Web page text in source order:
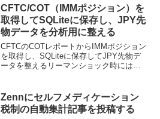
めのポジションデータも重要になりま
す。...
CFTC/COT（IMMポジション）を
取得してSQLiteに保存し、JPY先
物データを分析用に整える
CFTCのCOTレポートからIMMポジション
を取得し、SQLiteに保存してJPY先物デ
ータを整えるリーマンショック時には、
期のマクロ環境や市場ポジションの偏り
を分析す...
Zennにセルフメディケーション
税制の自動集計記事を投稿する